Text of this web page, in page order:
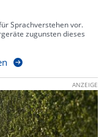
Sprachverstehen vor.
zugunsten dieses
ANZEIGE